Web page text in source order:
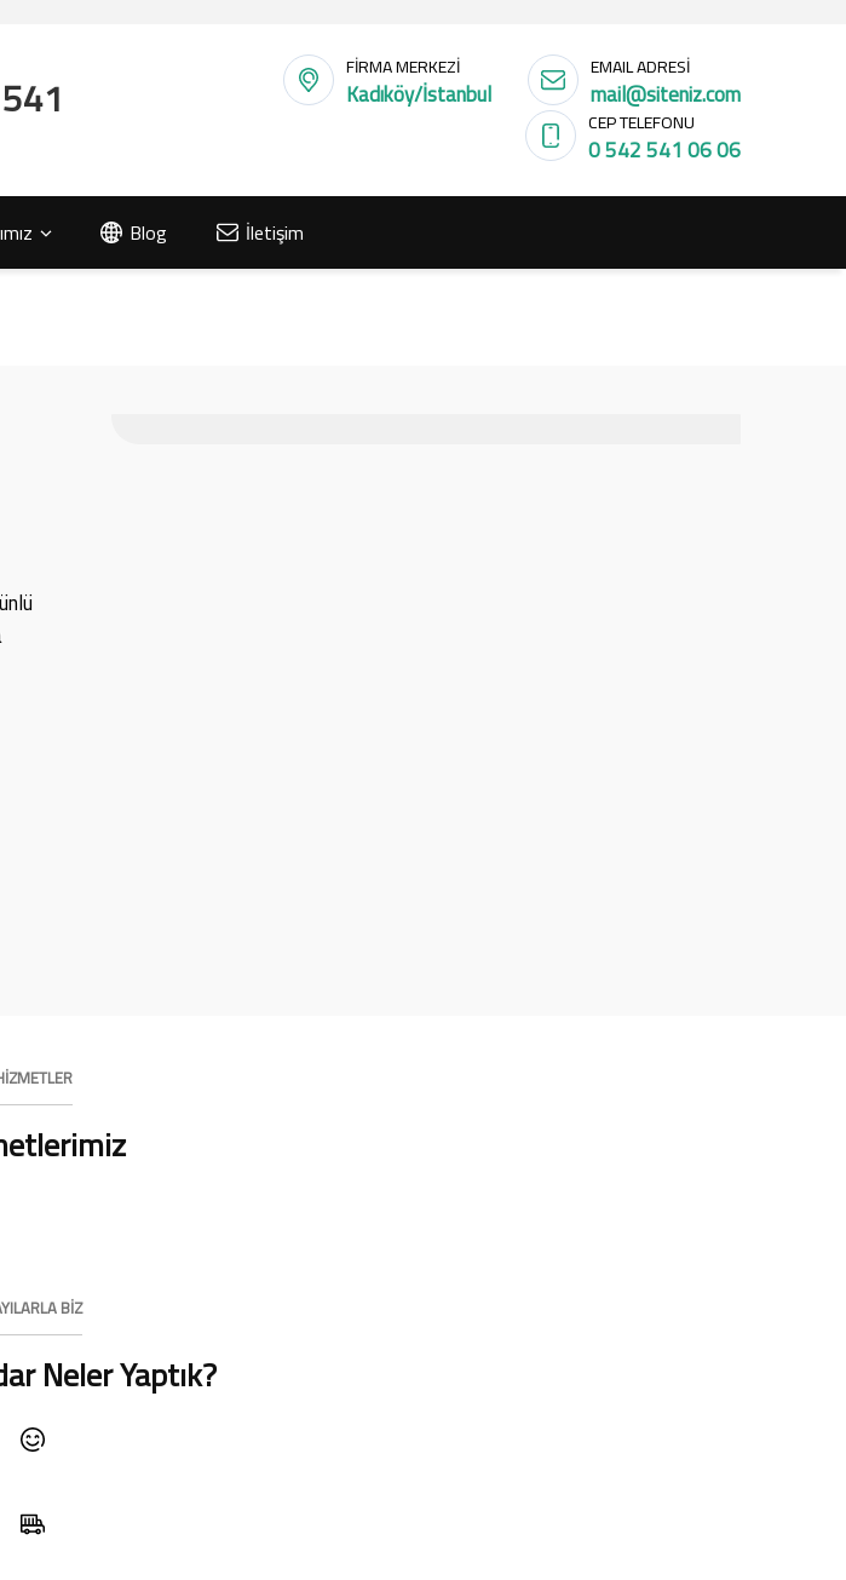
FİRMA MERKEZİ
Kadıköy/İstanbul
EMAIL ADRESİ
mail@siteniz.com
CEP TELEFONU
0 542 541 06 06
Blog İletişim
BİZ
Neler Yaptık?